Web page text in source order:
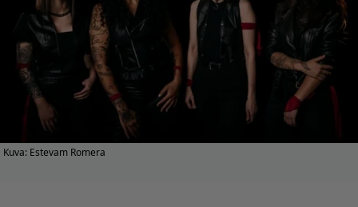
Kuva: Estevam Romera